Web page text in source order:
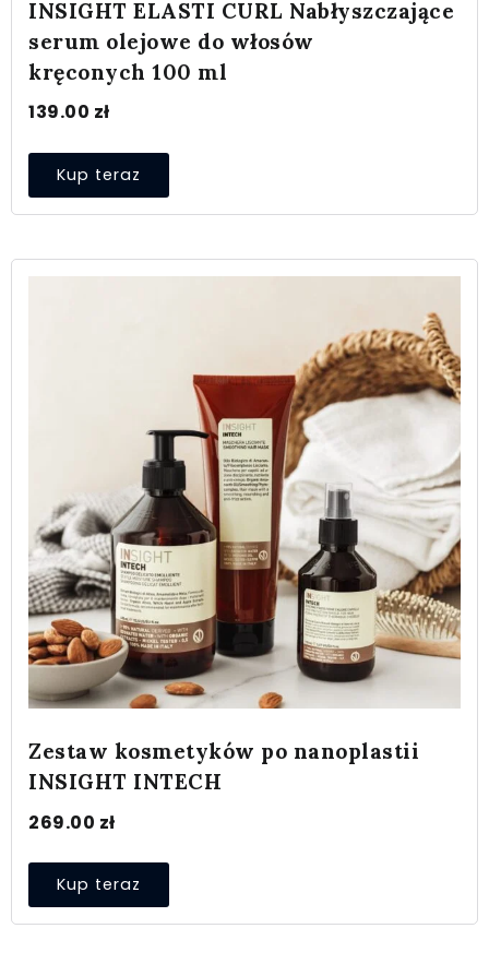
INSIGHT ELASTI CURL Nabłyszczające
serum olejowe do włosów
kręconych 100 ml
139.00 zł
Kup teraz
Zestaw kosmetyków po nanoplastii
INSIGHT INTECH
269.00 zł
Kup teraz